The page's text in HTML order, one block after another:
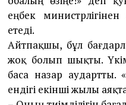
еңбек
етеді.
Айтпақшы, бұл
жоқ болып шықты.
баса назар аудартты.
ендігі екінші жылы